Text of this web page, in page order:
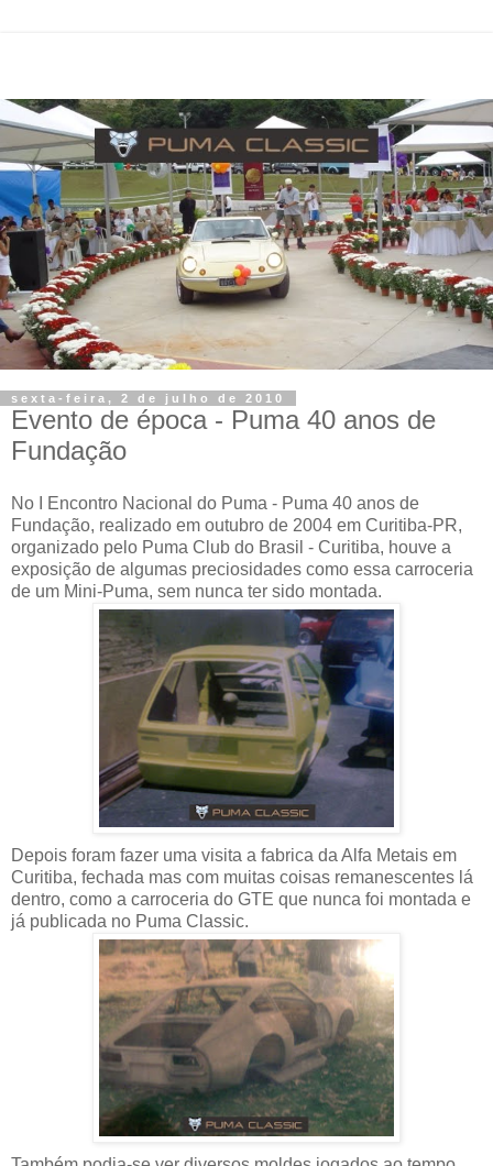
sexta-feira, 2 de julho de 2010
Evento de época - Puma 40 anos de
Fundação
No I Encontro Nacional do Puma - Puma 40 anos de
Fundação, realizado em outubro de 2004 em Curitiba-PR,
organizado pelo Puma Club do Brasil - Curitiba, houve a
exposição de algumas preciosidades como essa carroceria
de um Mini-Puma, sem nunca ter sido montada.
Depois foram fazer uma visita a fabrica da Alfa Metais em
Curitiba, fechada mas com muitas coisas remanescentes lá
dentro, como a carroceria do GTE que nunca foi montada e
já publicada no Puma Classic.